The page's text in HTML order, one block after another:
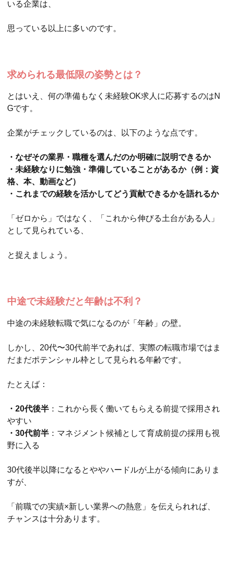
いる企業は、
思っている以上に多いのです。
求められる最低限の姿勢とは？
とはいえ、何の準備もなく未経験OK求人に応募するのはN
Gです。
企業がチェックしているのは、以下のような点です。
・なぜその業界・職種を選んだのか明確に説明できるか
・未経験なりに勉強・準備していることがあるか（例：資
格、本、動画など）
・これまでの経験を活かしてどう貢献できるかを語れるか
「ゼロから」ではなく、「これから伸びる土台がある人」
として見られている、
と捉えましょう。
中途で未経験だと年齢は不利？
中途の未経験転職で気になるのが「年齢」の壁。
しかし、20代〜30代前半であれば、実際の転職市場ではま
だまだポテンシャル枠として見られる年齢です。
たとえば：
・20代後半 ：これから長く働いてもらえる前提で採用され
やすい
・30代前半 ：マネジメント候補として育成前提の採用も視
野に入る
30代後半以降になるとややハードルが上がる傾向にありま
すが、
「前職での実績×新しい業界への熱意」を伝えられれば、
チャンスは十分あります。